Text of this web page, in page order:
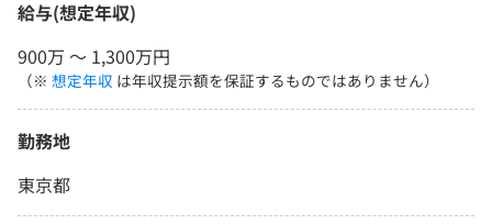
給与(想定年収)
900万 〜 1,300万円
（※ 想定年収 は年収提示額を保証するものではありません）
勤務地
東京都